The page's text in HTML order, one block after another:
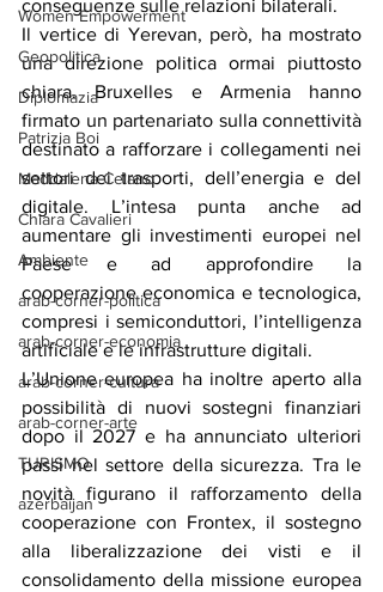
Women Empowerment
Geopolitica
Diplomazia
Patrizia Boi
Maddalena Celano
Chiara Cavalieri
Ambiente
arab-corner-politica
arab-corner-economia
arab-corner-cultura
arab-corner-arte
TURISMO
azerbaijan
conseguenze sulle relazioni bilaterali.
Il vertice di Yerevan, però, ha mostrato
una direzione politica ormai piuttosto
chiara. Bruxelles e Armenia hanno
firmato un partenariato sulla connettività
destinato a rafforzare i collegamenti nei
settori dei trasporti, dell’energia e del
digitale. L’intesa punta anche ad
aumentare gli investimenti europei nel
Paese e ad approfondire la
cooperazione economica e tecnologica,
compresi i semiconduttori, l’intelligenza
artificiale e le infrastrutture digitali.
L’Unione europea ha inoltre aperto alla
possibilità di nuovi sostegni finanziari
dopo il 2027 e ha annunciato ulteriori
passi nel settore della sicurezza. Tra le
novità figurano il rafforzamento della
cooperazione con Frontex, il sostegno
alla liberalizzazione dei visti e il
consolidamento della missione europea